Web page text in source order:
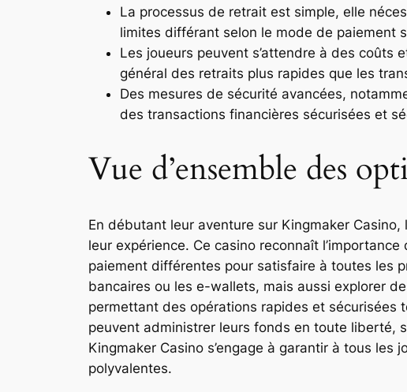
La processus de retrait est simple, elle
limites différant selon le mode de paiement
Les joueurs peuvent s’attendre à des
général des retraits plus rapides que les
Des mesures de sécurité avancées,
des transactions financières sécurisées et
Vue d’ensemble des
En débutant leur aventure sur Kingmaker
leur expérience. Ce casino reconnaît
paiement différentes pour satisfaire à toutes les
bancaires ou les e-wallets, mais aussi explorer
permettant des opérations rapides et sécurisées
peuvent administrer leurs fonds en toute liberté,
Kingmaker Casino s’engage à garantir à tous
polyvalentes.